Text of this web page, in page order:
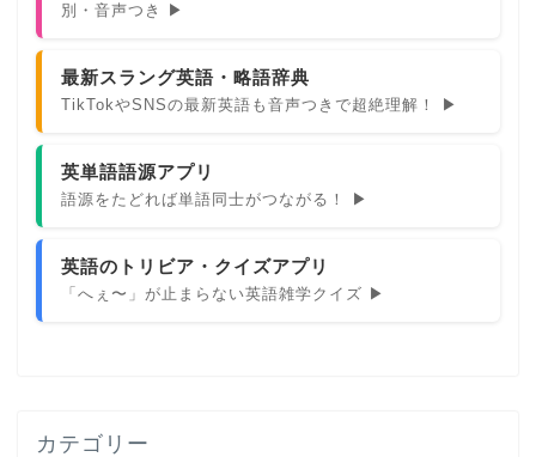
別・音声つき ▶
最新スラング英語・略語辞典
TikTokやSNSの最新英語も音声つきで超絶理解！ ▶
英単語語源アプリ
語源をたどれば単語同士がつながる！ ▶
英語のトリビア・クイズアプリ
「へぇ〜」が止まらない英語雑学クイズ ▶
カテゴリー